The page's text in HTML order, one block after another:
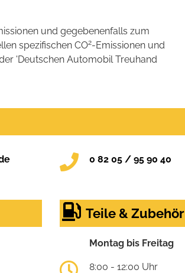
und gegebenenfalls zum
spezifischen CO2-Emissionen und
'Deutschen Automobil Treuhand
0 82 05 / 95 90 40
Teile & Zubehör
Montag bis Freitag
8:00 - 12:00 Uhr